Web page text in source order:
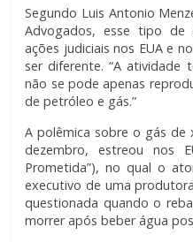
Segundo Luis Antonio
Advogados, esse tipo de
ações judiciais nos EUA e
ser diferente. “A atividade
não se pode apenas
de petróleo e gás.”
A polêmica sobre o gás de
dezembro, estreou nos
Prometida”), no qual o
executivo de uma
questionada quando o
morrer após beber água